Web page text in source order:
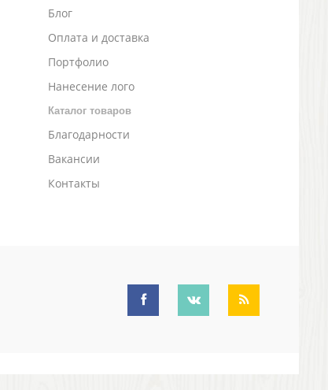
Блог
Оплата и доставка
Портфолио
Нанесение лого
Каталог товаров
Благодарности
Вакансии
Контакты